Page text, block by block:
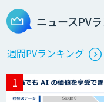
ニュースPV
週間PVランキング